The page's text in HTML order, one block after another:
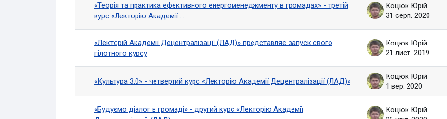
«Теорія та практика ефективного енергоменеджменту в громадах» - третій
курс «Лекторію Академії ...
Коцюк Юрій
31 серп. 2020
«Лекторій Академії Децентралізації (ЛАД)» представляє запуск свого
пілотного курсу
Коцюк Юрій
21 лист. 2019
«Культура 3.0» - четвертий курс «Лекторію Академії Децентралізації (ЛАД)»
Коцюк Юрій
1 вер. 2020
«Будуємо діалог в громаді» - другий курс «Лекторію Академії
Коцюк Юрій